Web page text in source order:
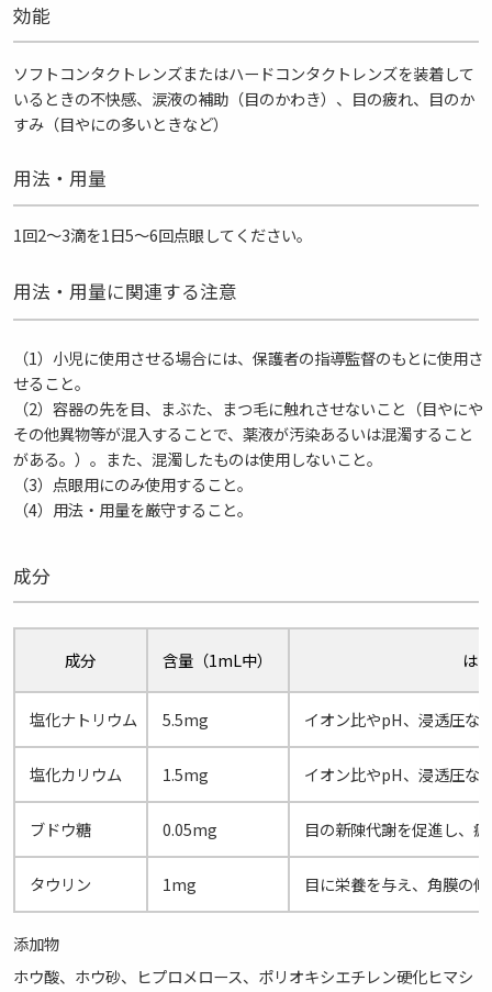
効能
ソフトコンタクトレンズまたはハードコンタクトレンズを装着して
いるときの不快感、涙液の補助（目のかわき）、目の疲れ、目のか
すみ（目やにの多いときなど）
用法・用量
1回2～3滴を1日5～6回点眼してください。
用法・用量に関連する注意
小児に使用させる場合には、保護者の指導監督のもとに使用さ
せること。
容器の先を目、まぶた、まつ毛に触れさせないこと（目やにや
その他異物等が混入することで、薬液が汚染あるいは混濁すること
がある。）。また、混濁したものは使用しないこと。
点眼用にのみ使用すること。
用法・用量を厳守すること。
成分
成分 含量（1mL中） は
塩化ナトリウム 5.5mg イオン比やpH、浸透圧な
塩化カリウム 1.5mg イオン比やpH、浸透圧な
ブドウ糖 0.05mg 目の新陳代謝を促進し、
タウリン 1mg 目に栄養を与え、角膜の
添加物
ホウ酸、ホウ砂、ヒプロメロース、ポリオキシエチレン硬化ヒマシ